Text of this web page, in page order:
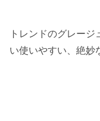
トレンドのグレー
い使いやすい、絶妙